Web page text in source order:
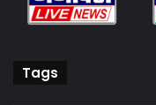
Tags